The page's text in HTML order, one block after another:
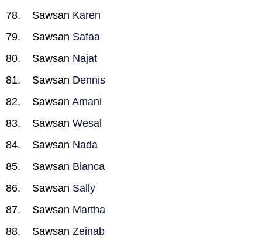
Sawsan Karen
Sawsan Safaa
Sawsan Najat
Sawsan Dennis
Sawsan Amani
Sawsan Wesal
Sawsan Nada
Sawsan Bianca
Sawsan Sally
Sawsan Martha
Sawsan Zeinab